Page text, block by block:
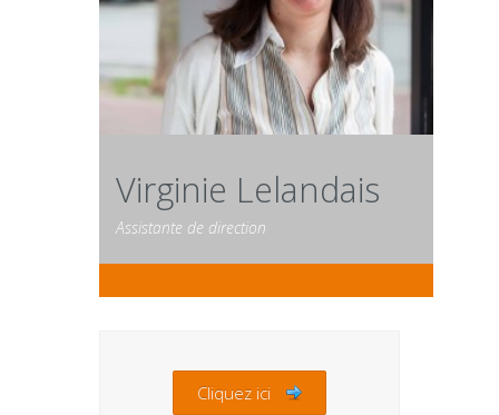
Virginie Lelandais
Assistante de direction
Cliquez ici